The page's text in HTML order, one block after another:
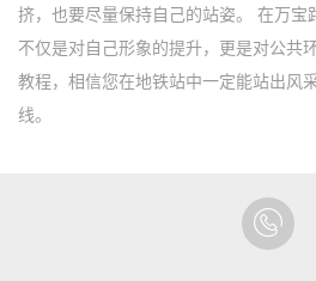
挤，也要尽量保持自己的站姿。 在万宝
不仅是对自己形象的提升，更是对公共
教程，相信您在地铁站中一定能站出风
线。